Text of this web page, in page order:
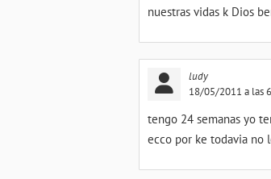
nuestras vidas k Dios
ludy
18/05/2011 a las
tengo 24 semanas yo
ecco por ke todavia no